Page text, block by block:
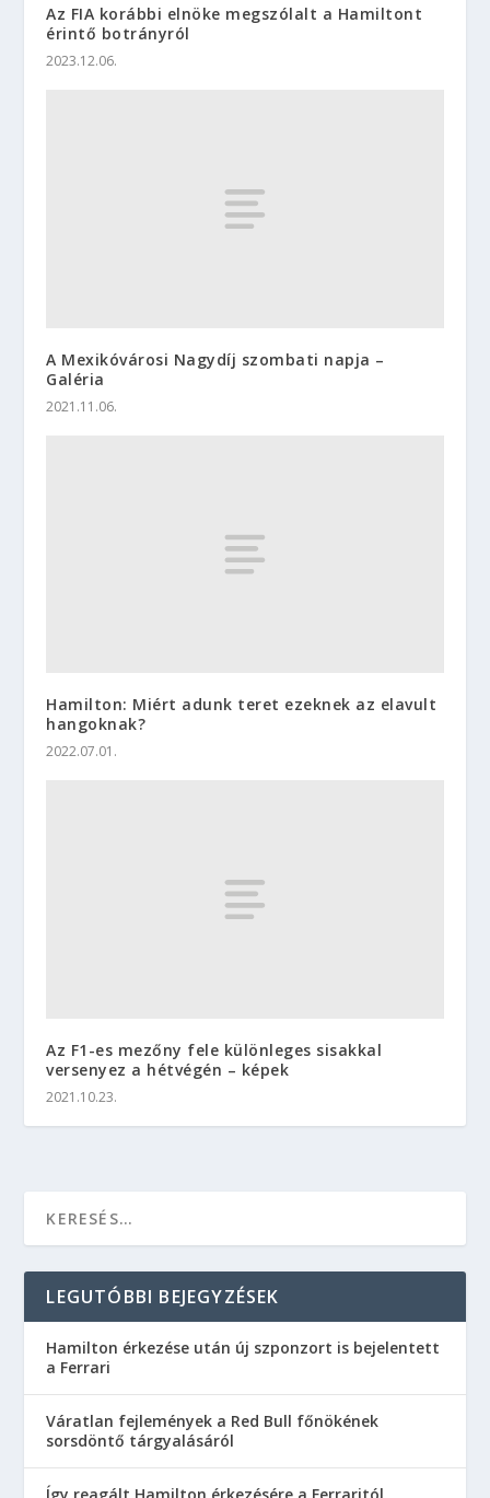
Az FIA korábbi elnöke megszólalt a Hamiltont
érintő botrányról
2023.12.06.
A Mexikóvárosi Nagydíj szombati napja –
Galéria
2021.11.06.
Hamilton: Miért adunk teret ezeknek az elavult
hangoknak?
2022.07.01.
Az F1-es mezőny fele különleges sisakkal
versenyez a hétvégén – képek
2021.10.23.
LEGUTÓBBI BEJEGYZÉSEK
Hamilton érkezése után új szponzort is bejelentett
a Ferrari
Váratlan fejlemények a Red Bull főnökének
sorsdöntő tárgyalásáról